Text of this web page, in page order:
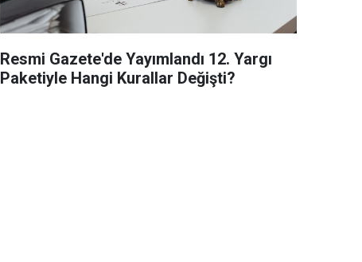
Resmi Gazete'de Yayımlandı 12. Yargı
Paketiyle Hangi Kurallar Değişti?